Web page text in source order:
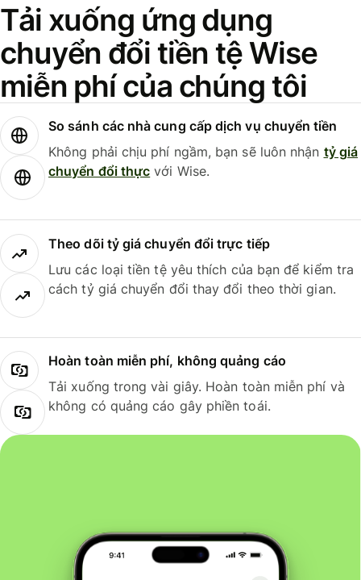
Tải xuống ứng dụng
chuyển đổi tiền tệ Wise
miễn phí của chúng tôi
So sánh các nhà cung cấp dịch vụ chuyển tiền
Không phải chịu phí ngầm, bạn sẽ luôn nhận tỷ giá
chuyển đổi thực với Wise.
Theo dõi tỷ giá chuyển đổi trực tiếp
Lưu các loại tiền tệ yêu thích của bạn để kiểm tra
cách tỷ giá chuyển đổi thay đổi theo thời gian.
Hoàn toàn miễn phí, không quảng cáo
Tải xuống trong vài giây. Hoàn toàn miễn phí và
không có quảng cáo gây phiền toái.